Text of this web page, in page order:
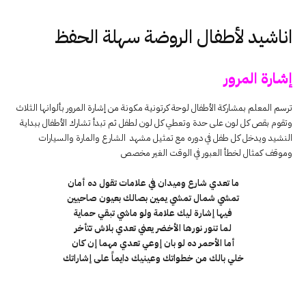
اناشيد لأطفال الروضة سهلة الحفظ
إشارة المرور
ترسم المعلم بمشاركة الأطفال لوحة كرتونية مكونة من إشارة المرور بألوانها الثلاث
وتقوم بقص كل لون على حدة وتعطي كل لون لطفل ثم تبدأ تشارك الأطفال ببداية
النشيد ويدخل كل طفل في دوره مع تمثيل مشهد الشارع والمارة والسيارات
وموقف كمثال لخطأ العبور في الوقت الغير مخصص
ما تعدي شارع وميدان في علامات تقول ده أمان
تمشي شمال تمشي يمين بصالك بعيون صاحيين
فيها إشارة ليك علامة ولو ماشي تبقي حماية
لما تنور نورها الأخضر يعني تعدي بلاش تتأخر
أما الأحمر ده لو بان إوعي تعدي مهما إن كان
خلي بالك من خطواتك وعينيك دايماً على إشاراتك